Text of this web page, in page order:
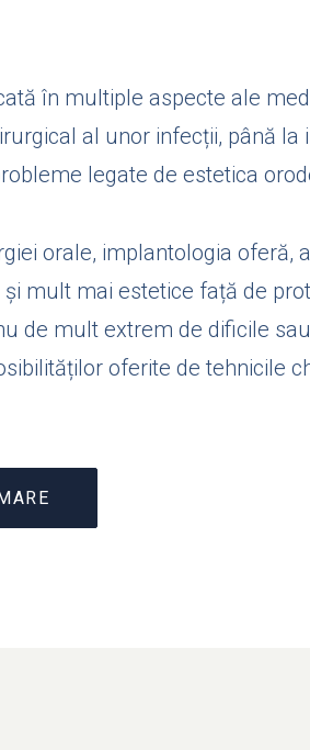
în multiple aspecte ale
al unor infecții, până la
legate de estetica
orale, implantologia oferă,
mult mai estetice față de
de mult extrem de dificile
oferite de tehnicile